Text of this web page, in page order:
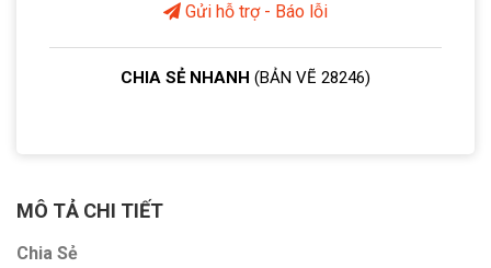
Gửi hỗ trợ - Báo lỗi
CHIA SẺ NHANH (BẢN VẼ 28246)
MÔ TẢ CHI TIẾT
Chia Sẻ